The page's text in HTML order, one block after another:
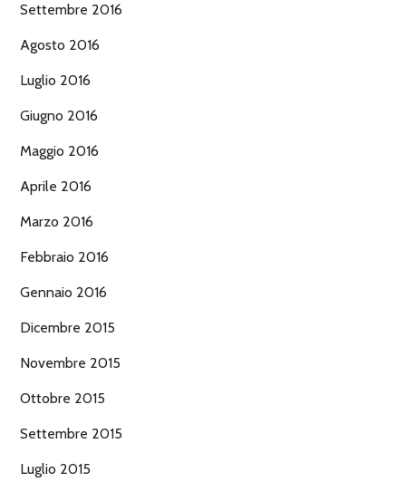
Settembre 2016
Agosto 2016
Luglio 2016
Giugno 2016
Maggio 2016
Aprile 2016
Marzo 2016
Febbraio 2016
Gennaio 2016
Dicembre 2015
Novembre 2015
Ottobre 2015
Settembre 2015
Luglio 2015